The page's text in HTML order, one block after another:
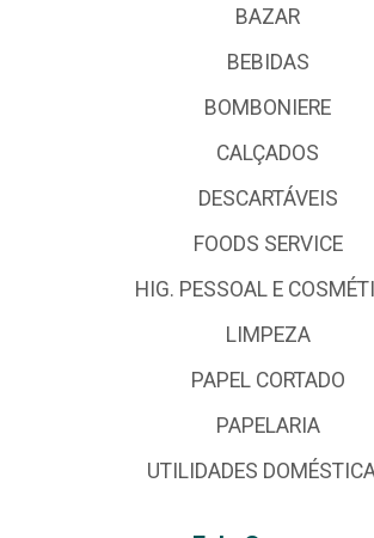
BAZAR
BEBIDAS
BOMBONIERE
CALÇADOS
DESCARTÁVEIS
FOODS SERVICE
HIG. PESSOAL E
LIMPEZA
PAPEL CORTADO
PAPELARIA
UTILIDADES